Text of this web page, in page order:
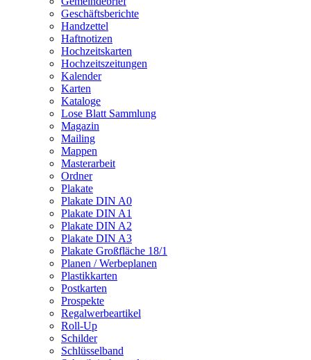
Geschäftsberichte
Handzettel
Haftnotizen
Hochzeitskarten
Hochzeitszeitungen
Kalender
Karten
Kataloge
Lose Blatt Sammlung
Magazin
Mailing
Mappen
Masterarbeit
Ordner
Plakate
Plakate DIN A0
Plakate DIN A1
Plakate DIN A2
Plakate DIN A3
Plakate Großfläche 18/1
Planen / Werbeplanen
Plastikkarten
Postkarten
Prospekte
Regalwerbeartikel
Roll-Up
Schilder
Schlüsselband